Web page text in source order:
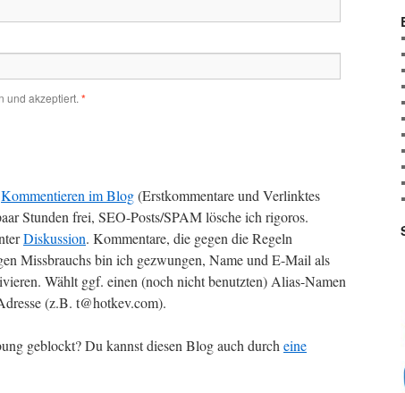
und akzeptiert. *
Kommentieren im Blog(Erstkommentare und Verlinktes
Stunden frei, SEO-Posts/SPAM lösche ich rigoros.
Diskussion. Kommentare, die gegen die Regeln
Missbrauchs bin ich gezwungen, Name und E-Mail als
Wählt ggf. einen (noch nicht benutzten) Alias-Namen
(z.B. t@hotkev.com).
geblockt? Du kannst diesen Blog auch durch eine